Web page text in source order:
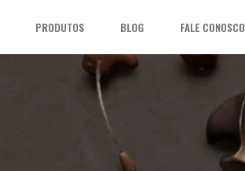
PRODUTOS BLOG FALE CONOSCO